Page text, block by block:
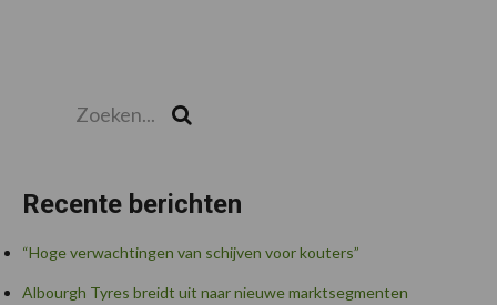
Recente berichten
“Hoge verwachtingen van schijven voor kouters”
Albourgh Tyres breidt uit naar nieuwe marktsegmenten